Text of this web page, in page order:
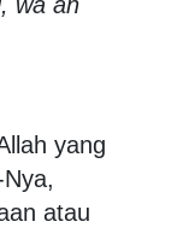
yang
atau